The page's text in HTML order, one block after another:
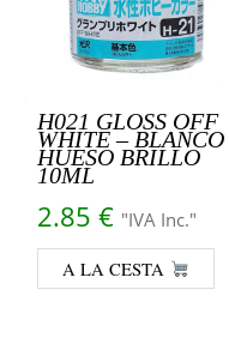
H021 GLOSS OFF
WHITE – BLANCO
HUESO BRILLO
10ML
2.85 € "IVA Inc."
A LA CESTA